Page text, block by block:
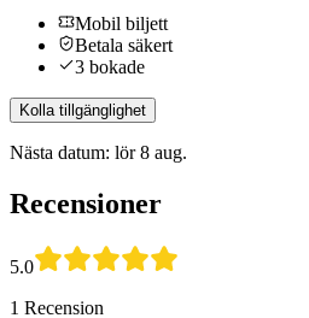
Mobil biljett
Betala säkert
3 bokade
Kolla tillgänglighet
Nästa datum: lör 8 aug.
Recensioner
5.0
1 Recension